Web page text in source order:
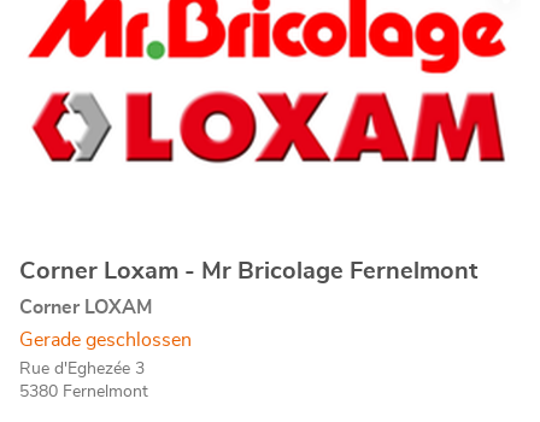
ENTER-
um
mehr
Geschäft:
Corner Loxam - Mr Bricolage Fernelmont
Corner LOXAM
Gerade geschlossen
Rue d'Eghezée 3
5380 Fernelmont